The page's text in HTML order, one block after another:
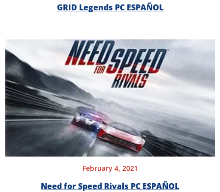
GRID Legends PC ESPAÑOL
February 4, 2021
Need for Speed Rivals PC ESPAÑOL